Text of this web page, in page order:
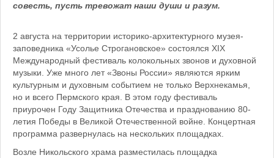
совесть, пусть тревожат наши души и разум.
2 августа на территории историко-архитектурного музея-
заповедника «Усолье Строгановское» состоялся XIX
Международный фестиваль колокольных звонов и духовной
музыки. Уже много лет «Звоны России» являются ярким
культурным и духовным событием не только Верхнекамья,
но и всего Пермского края. В этом году фестиваль
приурочен Году Защитника Отечества и празднованию 80-
летия Победы в Великой Отечественной войне. Концертная
программа развернулась на нескольких площадках.
Возле Никольского храма разместилась площадка